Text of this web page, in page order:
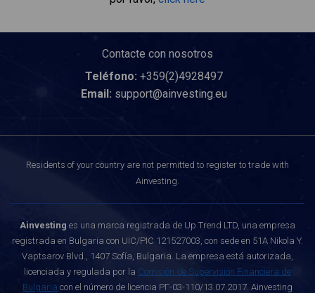
Contacte con nosotros
Teléfono: +359(2)4928497
Email: support@ainvesting.eu
Residents of your country are not permitted to register to trade with
Ainvesting.
Ainvesting es una marca registrada de Up Trend LTD, una empresa
registrada en Bulgaria con UIC/PIC 121527003, con sede en 51A Nikola Y.
Vaptsarov Blvd., 1407 Sofía, Bulgaria. La empresa está autorizada,
licenciada y regulada por la Comisión de Supervisión Financiera de
Bulgaria con el número de licencia РГ-03-110/13.07.2017. Ainvesting